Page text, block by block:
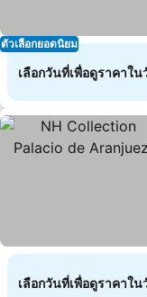
ตัวเลือกยอดนิยม
เลือกวันที่เพื่อดูราคาใ
เลือกวันที่เพื่อดูราคาใ